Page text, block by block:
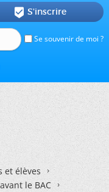
Se souvenir de moi ?
 S'inscrire
et élèves
le BAC